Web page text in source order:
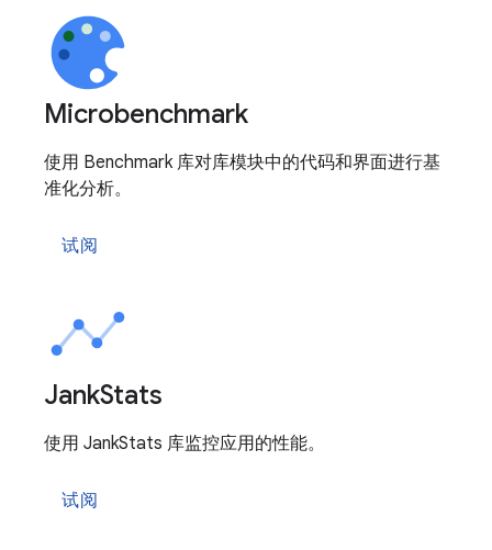
Microbenchmark
使用 Benchmark 库对库模块中的代码和界面进行基
准化分析。
试阅
JankStats
使用 JankStats 库监控应用的性能。
试阅